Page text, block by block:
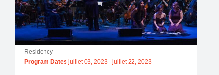
Residency
Program Dates juillet 03, 2023 - juillet 22, 2023